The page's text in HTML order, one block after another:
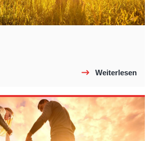
Weiterlesen